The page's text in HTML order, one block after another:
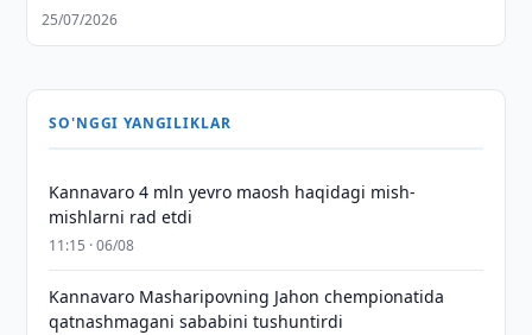
25/07/2026
SO'NGGI YANGILIKLAR
Kannavaro 4 mln yevro maosh haqidagi mish-
mishlarni rad etdi
11:15 · 06/08
Kannavaro Masharipovning Jahon chempionatida
qatnashmagani sababini tushuntirdi